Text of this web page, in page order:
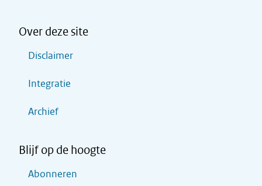
Over deze site
Disclaimer
Integratie
Archief
Blijf op de hoogte
Abonneren